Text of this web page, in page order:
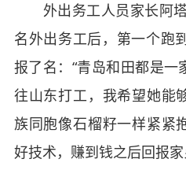
外出务工人员家长阿塔
名外出务工后，第一个跑
报了名：“青岛和田都是
往山东打工，我希望她能
族同胞像石榴籽一样紧紧
好技术，赚到钱之后回报家